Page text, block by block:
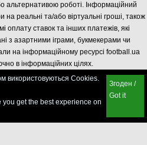
альтернативою роботі. Інформаційний
на реальні та/або віртуальні гроші, також
оплату ставок та інших платежів, які
з азартними іграми, букмекерами чи
на інформаційному ресурсі football.ua
в інформаційних цілях.
використовуються Cookies.
get the best experience on
Згоден /
Got it